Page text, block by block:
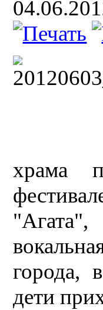
храма
города,
дети